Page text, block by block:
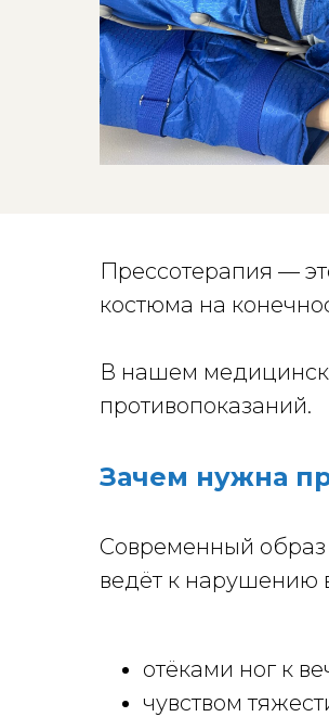
Прессотерапия —
костюма на
В нашем
противопоказаний.
Зачем нужна
Современный образ
ведёт к нарушению
отёками ног к
чувством